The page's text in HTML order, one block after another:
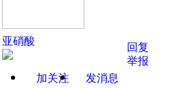
亚硝酸
加关注 发消息
回复
举报